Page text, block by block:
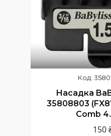
Насадка
35808803
Comb
150